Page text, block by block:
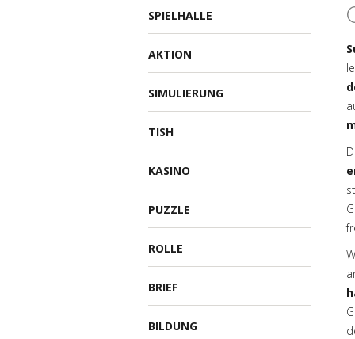
SPIELHALLE
AKTION
SIMULIERUNG
TISH
KASINO
PUZZLE
ROLLE
BRIEF
BILDUNG